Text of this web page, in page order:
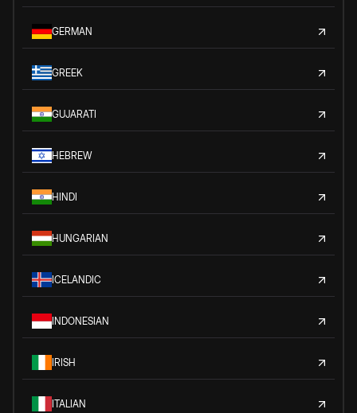
GERMAN
GREEK
GUJARATI
HEBREW
HINDI
HUNGARIAN
ICELANDIC
INDONESIAN
IRISH
ITALIAN